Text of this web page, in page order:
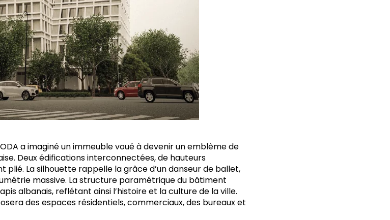
a imaginé un immeuble voué à devenir un emblème de
Deux édifications interconnectées, de hauteurs
plié. La silhouette rappelle la grâce d’un danseur de ballet,
massive. La structure paramétrique du bâtiment
albanais, reflétant ainsi l’histoire et la culture de la ville.
des espaces résidentiels, commerciaux, des bureaux et